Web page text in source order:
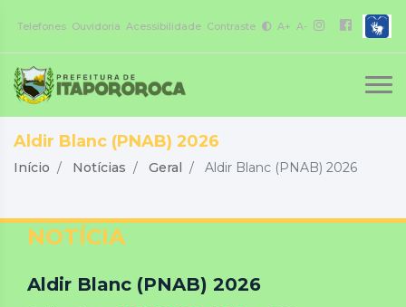
Telefones Ouvidoria Acessibilidade Contraste A+ A-
Aldir Blanc (PNAB) 2026
Início Notícias Geral Aldir Blanc (PNAB) 2026
NOTÍCIA
Aldir Blanc (PNAB) 2026